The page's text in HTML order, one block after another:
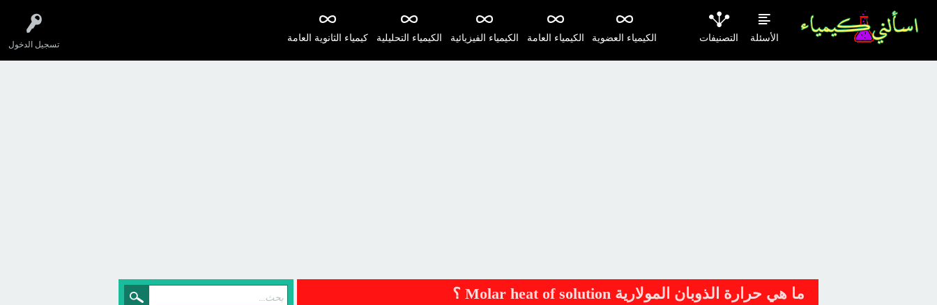
تسجيل الدخول
الأسئلة التصنيفات كيمياء الثانوية العامة الكيمياء التحليلية الكيمياء الفيزيائية الكيمياء العامة الكيمياء العضوية
ما هي حرارة الذوبان المولارية Molar heat of solution ؟